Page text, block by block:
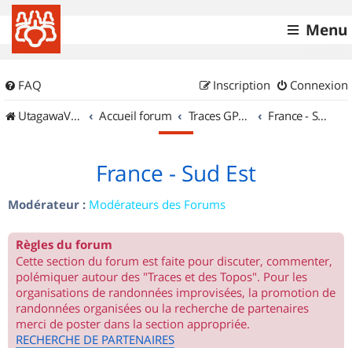
Menu
FAQ Connexion
Inscription
UtagawaVTT (Randos VTT et VTTAE avec traces GPS)
Accueil forum Traces GPS de randos VTT France - Sud Est
France - Sud Est
Modérateur : Modérateurs des Forums
Règles du forum
Cette section du forum est faite pour discuter, commenter,
polémiquer autour des "Traces et des Topos". Pour les
organisations de randonnées improvisées, la promotion de
randonnées organisées ou la recherche de partenaires
merci de poster dans la section appropriée.
RECHERCHE DE PARTENAIRES